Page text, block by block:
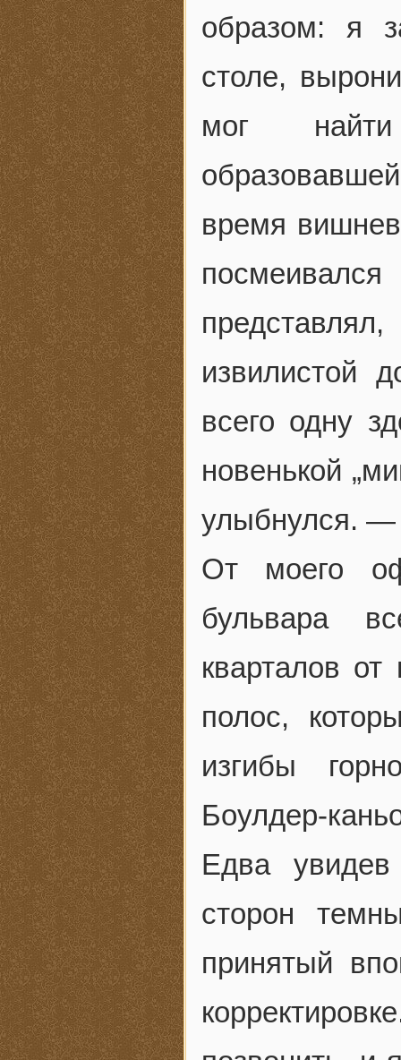
образом: я
столе,
мог
время
извилистой
всего одну
новенькой
улыбнулся.
От моего
бульвара
кварталов
полос,
изгибы
Боулдер-
Едва
сторон
принятый